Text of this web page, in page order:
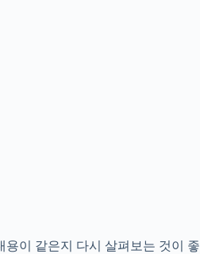
이 같은지 다시 살펴보는 것이